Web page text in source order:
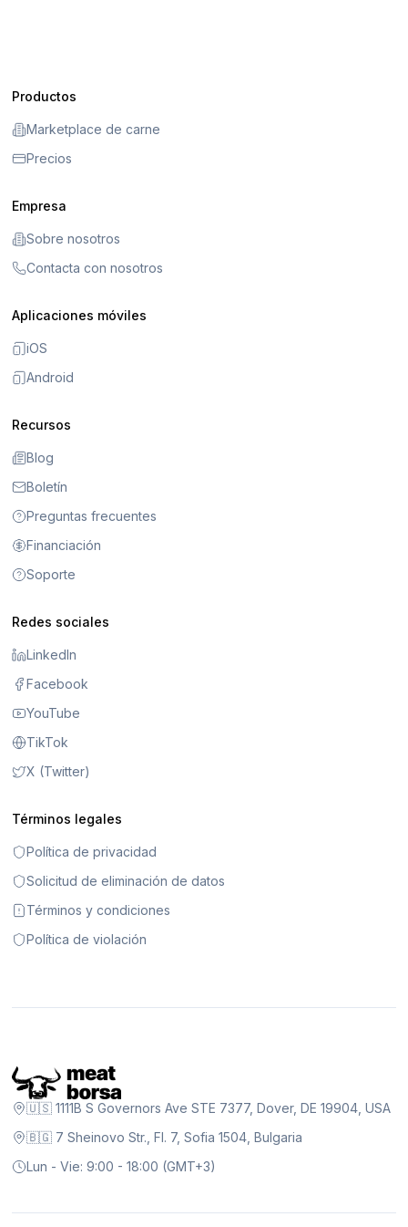
Productos
Marketplace de carne
Precios
Empresa
Sobre nosotros
Contacta con nosotros
Aplicaciones móviles
iOS
Android
Recursos
Blog
Boletín
Preguntas frecuentes
Financiación
Soporte
Redes sociales
LinkedIn
Facebook
YouTube
TikTok
X (Twitter)
Términos legales
Política de privacidad
Solicitud de eliminación de datos
Términos y condiciones
Política de violación
🇺🇸 1111B S Governors Ave STE 7377, Dover, DE 19904, USA
🇧🇬 7 Sheinovo Str., Fl. 7, Sofia 1504, Bulgaria
Lun - Vie: 9:00 - 18:00 (GMT+3)